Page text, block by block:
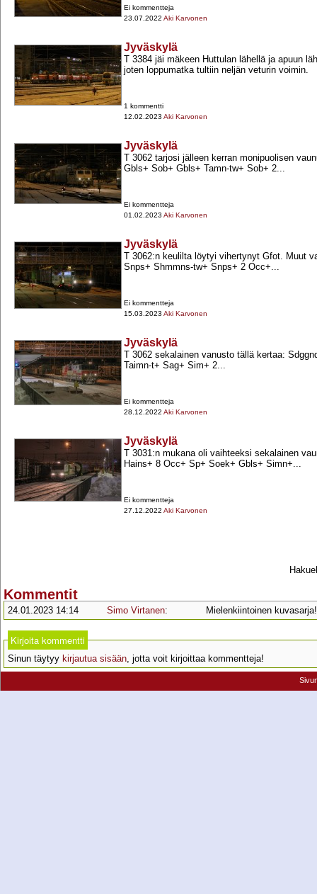
Ei kommentteja
23.07.2022 Aki Karvonen
Jyväskylä
T 3384 jäi mäkeen Huttulan lähellä ja apuun
joten loppumatka tultiin neljän veturin voimin.
1 kommentti
12.02.2023 Aki Karvonen
Jyväskylä
T 3062 tarjosi jälleen kerran monipuolisen
Gbls+​ Sob+​ Gbls+​ Tamn-​tw+​ Sob+​ 2...
Ei kommentteja
01.02.2023 Aki Karvonen
Jyväskylä
T 3062:n keulilta löytyi vihertynyt Gfot. Muut
Snps+​ Shmmns-​tw+​ Snps+​ 2 Occ+​...
Ei kommentteja
15.03.2023 Aki Karvonen
Jyväskylä
T 3062 sekalainen vanusto tällä kertaa:
Taimn-​t+​ Sag+​ Sim+​ 2...
Ei kommentteja
28.12.2022 Aki Karvonen
Jyväskylä
T 3031:n mukana oli vaihteeksi sekalainen
Hains+​ 8 Occ+​ Sp+​ Soek+​ Gbls+​ Simn+​...
Ei kommentteja
27.12.2022 Aki Karvonen
Kommentit
24.01.2023 14:14 Simo Virtanen: Mielenkiintoinen kuvasarja!
Kirjoita kommentti
Sinun täytyy kirjautua sisään, jotta voit kirjoittaa kommentteja!